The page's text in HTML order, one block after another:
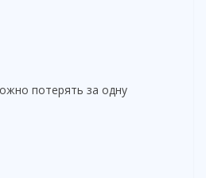
потерять за одну